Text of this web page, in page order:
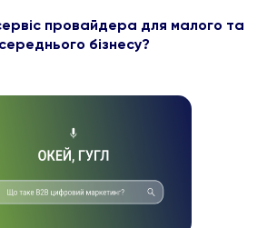
провайдера для малого та
середнього бізнесу?